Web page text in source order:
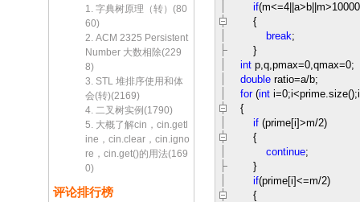
1. 字典树原理（转）(80
60)
2. ACM 2325 Persistent
Number 大数相除(229
8)
3. STL 堆排序使用和体
会(转)(2169)
4. 二叉树实例(1790)
5. 大概了解cin，cin.getl
ine，cin.clear，cin.igno
re，cin.get()的用法(169
0)
评论排行榜
if(m<=4 a> b m>
{
break;
}
int p,q,pmax=0,qmax=0;
double ratio=a/b;
for(int i=0;i<prime.size();i
{
if (prime[i]>m/2)
{
continue;
}
if(prime[i]<=m/2)
{